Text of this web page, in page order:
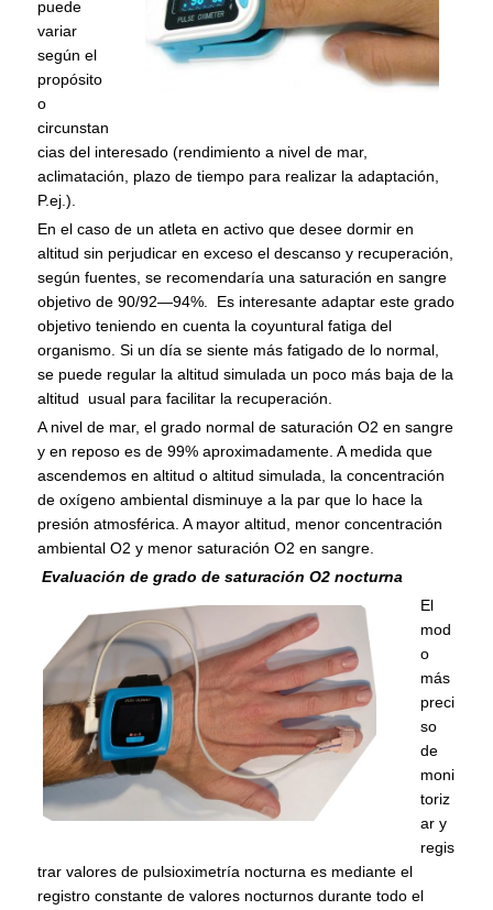
puede
variar
según el
propósito
o
circunstan
cias del interesado (rendimiento a nivel de mar,
aclimatación, plazo de tiempo para realizar la adaptación,
P.ej.).
En el caso de un atleta en activo que desee dormir en
altitud sin perjudicar en exceso el descanso y recuperación,
según fuentes, se recomendaría una saturación en sangre
objetivo de 90/92—94%. Es interesante adaptar este grado
objetivo teniendo en cuenta la coyuntural fatiga del
organismo. Si un día se siente más fatigado de lo normal,
se puede regular la altitud simulada un poco más baja de la
altitud usual para facilitar la recuperación.
A nivel de mar, el grado normal de saturación O2 en sangre
y en reposo es de 99% aproximadamente. A medida que
ascendemos en altitud o altitud simulada, la concentración
de oxígeno ambiental disminuye a la par que lo hace la
presión atmosférica. A mayor altitud, menor concentración
ambiental O2 y menor saturación O2 en sangre.
Evaluación de grado de saturación O2 nocturna
El
mod
o
más
preci
so
de
moni
toriz
ar y
regis
trar valores de pulsioximetría nocturna es mediante el
registro constante de valores nocturnos durante todo el